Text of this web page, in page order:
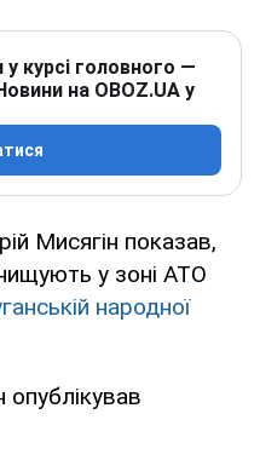
курсі головного —
на OBOZ.UA у
Мисягін показав,
у зоні АТО
народної
опублікував